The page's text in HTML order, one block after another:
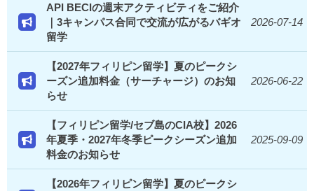
API BECIの週末アクティビティをご紹介
｜3キャンパス合同で交流が広がるバギオ
留学
2026-07-14
【2027年フィリピン留学】夏のピークシ
ーズン追加料金（サーチャージ）のお知
らせ
2026-06-22
【フィリピン留学/セブ島のCIA校】2026
年夏季・2027年冬季ピークシーズン追加
料金のお知らせ
2025-09-09
【2026年フィリピン留学】夏のピークシ